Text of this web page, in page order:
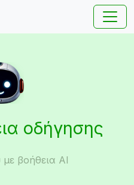
οδήγησης
βοήθεια AI